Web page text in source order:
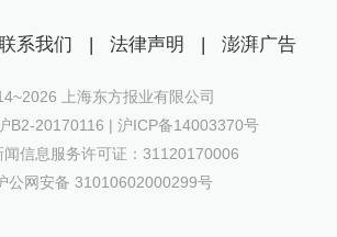
系我们 | 法律声明 | 澎湃广告
2026 上海东方报业有限公司
B2-20170116 | 沪ICP备14003370号
闻信息服务许可证：31120170006
公网安备 31010602000299号